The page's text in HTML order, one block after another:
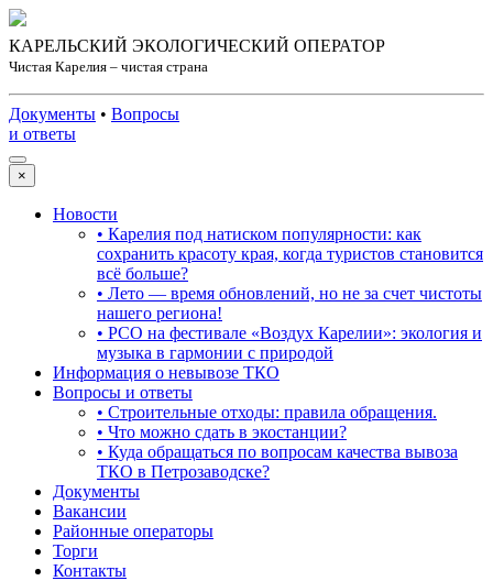
КАРЕЛЬСКИЙ ЭКОЛОГИЧЕСКИЙ ОПЕРАТОР
Чистая Карелия – чистая страна
Документы • Вопросы
и ответы
×
Новости
• Карелия под натиском популярности: как
сохранить красоту края, когда туристов становится
всё больше?
• Лето — время обновлений, но не за счет чистоты
нашего региона!
• РСО на фестивале «Воздух Карелии»: экология и
музыка в гармонии с природой
Информация о невывозе ТКО
Вопросы и ответы
• Строительные отходы: правила обращения.
• Что можно сдать в экостанции?
• Куда обращаться по вопросам качества вывоза
ТКО в Петрозаводске?
Документы
Вакансии
Районные операторы
Торги
Контакты